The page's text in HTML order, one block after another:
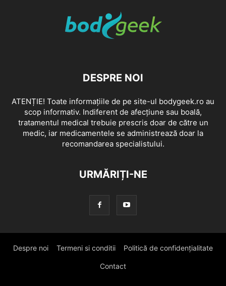
DESPRE NOI
ATENȚIE! Toate informațiile de pe site-ul bodygeek.ro au
scop informativ. Indiferent de afecțiune sau boală,
tratamentul medical trebuie prescris doar de către un
medic, iar medicamentele se administrează doar la
recomandarea specialistului.
URMĂRIȚI-NE
Despre noi Termeni si conditii Politică de confidențialitate
Contact